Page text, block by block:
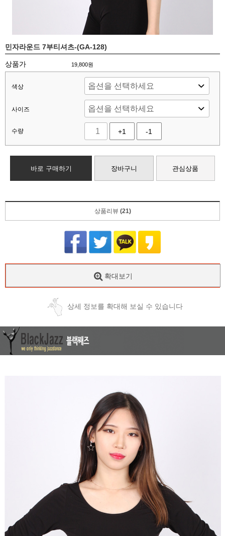
민자라운드 7부티셔츠-(GA-128)
상품가 19,800원
색상
사이즈
수량 +1 -1
바로 구매하기 장바구니 관심상품
상품리뷰 (21)
확대보기
상세 정보를 확대해 보실 수 있습니다